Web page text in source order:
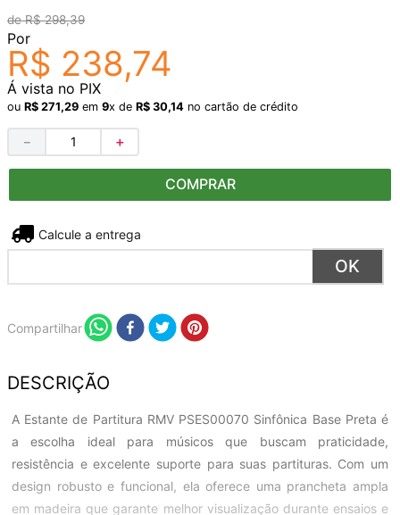
R$ 298,39
Por
R$ 238,74
Á vista no PIX
ou R$ 271,29 em 9x de R$ 30,14 no cartão de crédito
＋
－
COMPRAR
Não sei meu CEP
Compartilhar
DESCRIÇÃO
A Estante de Partitura RMV PSES00070 Sinfônica Base Preta é
a escolha ideal para músicos que buscam praticidade,
resistência e excelente suporte para suas partituras. Com um
design robusto e funcional, ela oferece uma prancheta ampla
em madeira que garante melhor visualização durante ensaios e